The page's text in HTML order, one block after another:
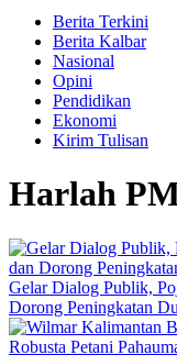
Berita Terkini
Berita Kalbar
Nasional
Opini
Pendidikan
Ekonomi
Kirim Tulisan
Harlah
Gelar Dialog Publik,
Dorong Peningkatan